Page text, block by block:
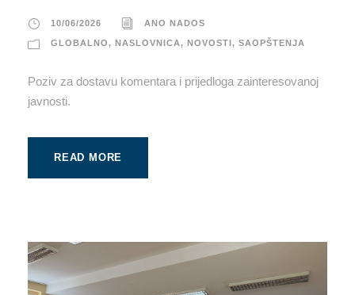
10/06/2026 ANO NADOS
GLOBALNO, NASLOVNICA, NOVOSTI, SAOPŠTENJA
Poziv za dostavu komentara i prijedloga zainteresovanoj
javnosti.
READ MORE